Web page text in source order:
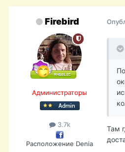
Firebird
Администраторы
3.7k
Расположение Denia
Там